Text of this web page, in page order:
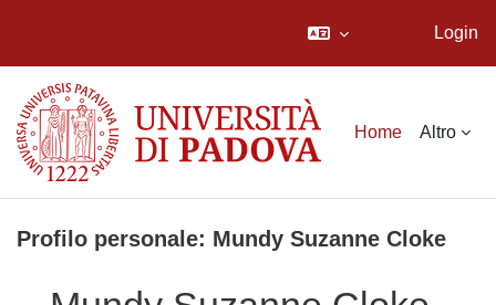
Login
Home Altro
Profilo personale: Mundy Suzanne Cloke